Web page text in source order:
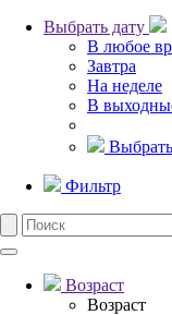
Выбрать дату
В любое
Завтра
На неделе
В
Фильтр
Возраст
Возраст